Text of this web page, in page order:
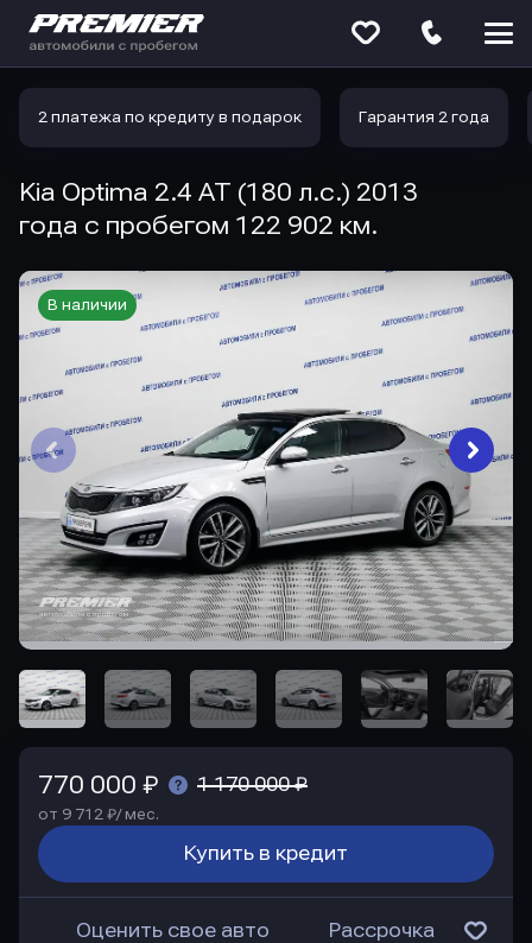
2 платежа по кредиту в подарок Гарантия 2 года
Kia Optima 2.4 AT (180 л.с.) 2013
года с пробегом 122 902 км.
В наличии
770 000 ₽ 1 170 000 ₽
от 9 712 ₽/ мес.
Купить в кредит
Оценить свое авто Рассрочка